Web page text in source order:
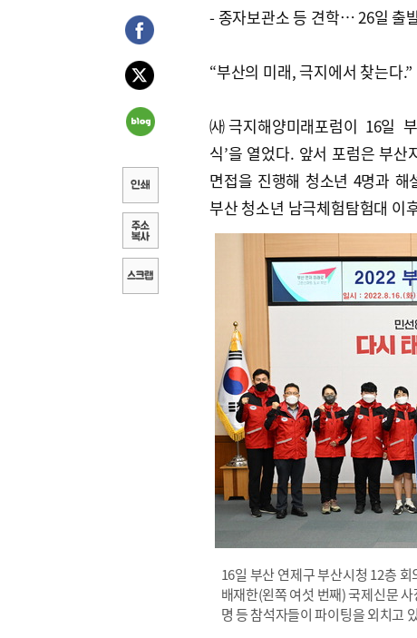
- 종자보관소 등 견학… 26일 출
“부산의 미래, 극지에서 찾는다.”
㈔극지해양미래포럼이 16일
식’을 열었다. 앞서 포럼은 부산
면접을 진행해 청소년 4명과
부산 청소년 남극체험탐험대 이
16일 부산 연제구 부산시청 12층
배재한(왼쪽 여섯 번째) 국제신문
명 등 참석자들이 파이팅을 외치